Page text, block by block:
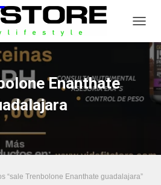
Enanthate
“sale Trenbolone Enanthate guadalajara”